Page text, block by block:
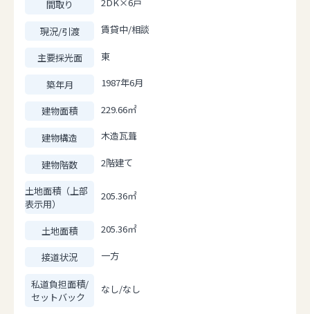
間取り 2DK×6戸
現況/引渡 賃貸中/相談
主要採光面 東
築年月 1987年6月
建物面積 229.66㎡
建物構造 木造瓦葺
建物階数 2階建て
土地面積（上部
表示用）
205.36㎡
土地面積 205.36㎡
接道状況 一方
私道負担面積/
セットバック
なし/なし